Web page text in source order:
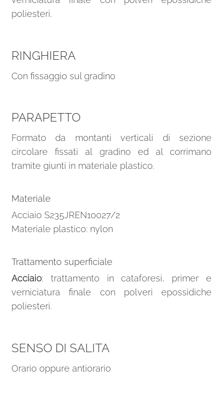
poliesteri.
RINGHIERA
Con fissaggio sul gradino
PARAPETTO
Formato da montanti verticali di sezione
circolare fissati al gradino ed al corrimano
tramite giunti in materiale plastico.
Materiale
Acciaio S235JREN10027/2
Materiale plastico: nylon
Trattamento superficiale
Acciaio: trattamento in cataforesi, primer e
verniciatura finale con polveri epossidiche
poliesteri.
SENSO DI SALITA
Orario oppure antiorario